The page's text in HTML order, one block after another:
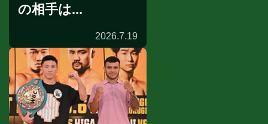
の相手は...
2026.7.19